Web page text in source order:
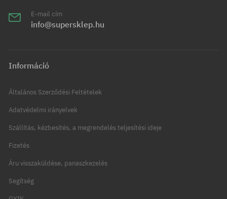
E-mail cím
info@supersklep.hu
Információ
Általános Szerződési Feltételek
Adatvédelmi irányelvek
Szállítás, kézbesítés, a megrendelés teljesítési ideje
Fizetés
Áru visszaküldése, panaszkezelés
Segítség